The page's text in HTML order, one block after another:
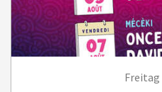
Freitag